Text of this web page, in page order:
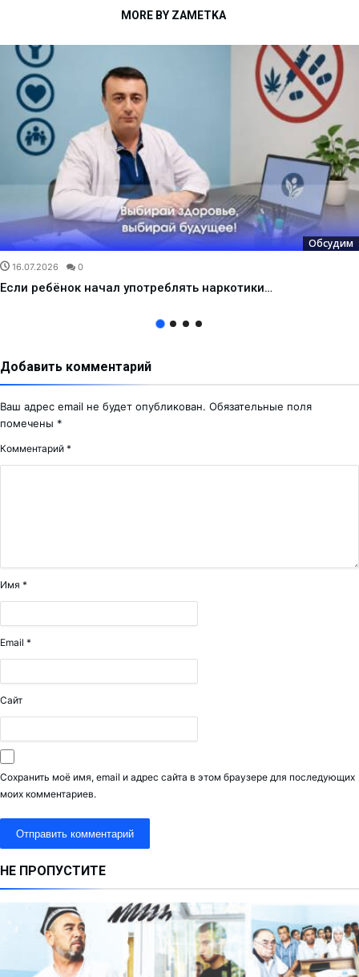
MORE BY ZAMETKA
Обсудим
16.07.2026 0
Если ребёнок начал употреблять наркотики…
Добавить комментарий
Ваш адрес email не будет опубликован. Обязательные поля
помечены *
Комментарий *
Имя *
Email *
Сайт
Сохранить моё имя, email и адрес сайта в этом браузере для последующих
моих комментариев.
НЕ ПРОПУСТИТЕ